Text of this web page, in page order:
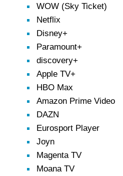
WOW (Sky Ticket)
Netflix
Disney+
Paramount+
discovery+
Apple TV+
HBO Max
Amazon Prime Video
DAZN
Eurosport Player
Joyn
Magenta TV
Moana TV